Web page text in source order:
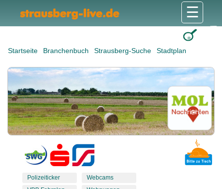
Startseite Branchenbuch Strausberg-Suche Stadtplan
☰
Polizeiticker
Webcams